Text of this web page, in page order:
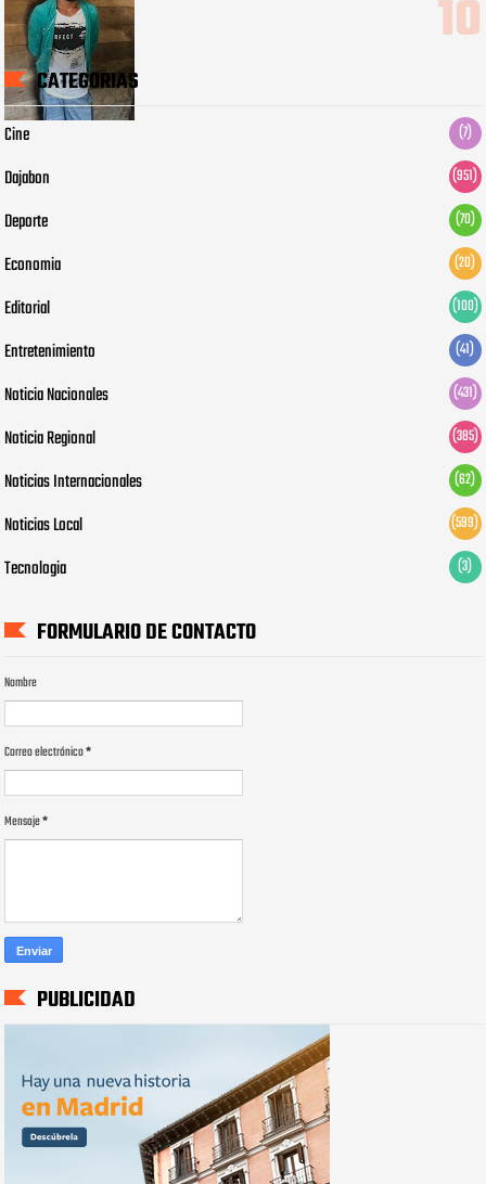
CATEGORIAS
Cine (7)
Dajabon (951)
Deporte (70)
Economia (20)
Editorial (100)
Entretenimiento (41)
Noticia Nacionales (431)
Noticia Regional (385)
Noticias Internacionales (62)
Noticias Local (599)
Tecnologia (3)
FORMULARIO DE CONTACTO
Nombre
Correo electrónico*
Mensaje*
PUBLICIDAD